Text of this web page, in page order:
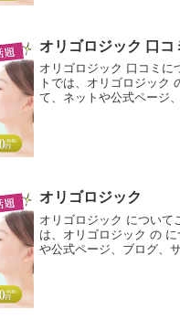
オリゴロジック 口コ
オリゴロジック 口コミに
トでは、オリゴロジック
て、ネットや公式ページ
オリゴロジック
オリゴロジック について
は、オリゴロジック の に
や公式ページ、ブログ、